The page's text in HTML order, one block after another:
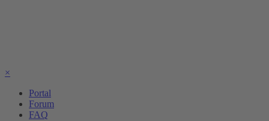
×
Portal
Forum
FAQ